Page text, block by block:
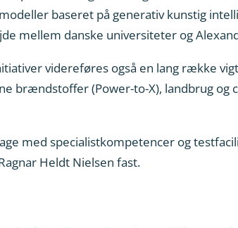
baseret på generativ kunstig
mellem danske universiteter og
videreføres også en lang række
brændstoffer (Power-to-X), landbrug
med specialistkompetencer og
Heldt Nielsen fast.